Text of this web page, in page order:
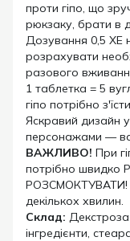
проти гіпо, що
рюкзаку, брати в
Дозування 0,5 ХЕ
розрахувати
разового
1 таблетка = 5
гіпо потрібно
Яскравий дизайн
персонажами —
ВАЖЛИВО! При
потрібно швидко
РОЗСМОКТУВАТИ!
декількох хвилин.
Склад:
інгредієнти,